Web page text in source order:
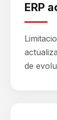
ERP
de